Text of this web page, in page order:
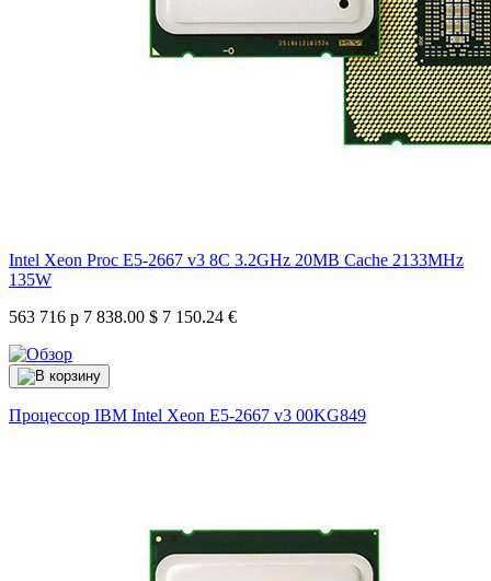
Intel Xeon Proc E5-2667 v3 8C 3.2GHz 20MB Cache 2133MHz
135W
563 716 р 7 838.00 $ 7 150.24 €
Процессор IBM Intel Xeon E5-2667 v3 00KG849